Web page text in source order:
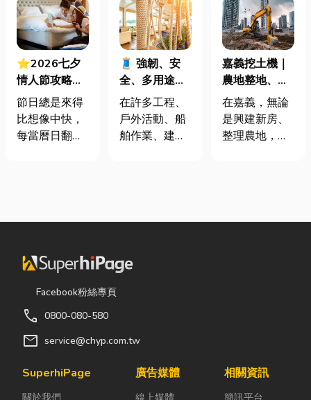
⭐2026七夕
情人節攻略！
七夕送什麼不
踩雷？限定甜
點哪裡買？台
節日總是來得
比想像中快，
每當曆日翻到
候？」、「七
該買什
麼？」。相較
於西洋情人
了東方的浪漫
色彩與儀式
著生活節奏加
🧵 強韌、安
全、多用途！
從繩索到安全
網的全方位防
護應用指南
在許多工程、
戶外活動、船
舶作業、建築
網」其實都是
備。很多人以
域中，繩索不
關係到安全、
嘉義挖土機｜
農地整地、基
地開挖、土方
清運
在嘉義，無論
是興建新房、
整理農地，還
的嘉義挖土
言，從農田整
Facebook粉絲專頁
call 0800-080-580
mail service@chyp.com.tw
SuperhiPage
關於我們
廣告媒體
線上媒體
相關資訊
簡訊平台